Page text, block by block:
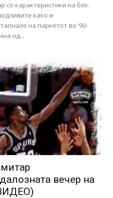
со карактеристики на бек.
како и
на паркетот во ’90-
од...
вечер на